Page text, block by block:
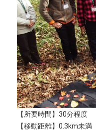
【所要時間】30分程度
【移動距離】0.3km未満